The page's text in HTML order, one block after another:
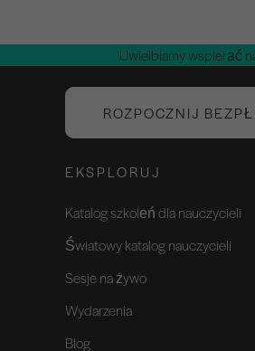
Uwielbiamy wspierać
ROZPOCZNIJ
EKSPLORUJ
Katalog szkoleń dla nauczycieli
Światowy katalog nauczycieli
Sesje na żywo
Wydarzenia
Blog